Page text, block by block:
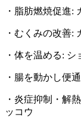
・ 脂肪燃焼促進:
・むくみの改善:
・ 体を温める: シ
・ 腸を動かし便
・炎症抑制・解
ッコウ